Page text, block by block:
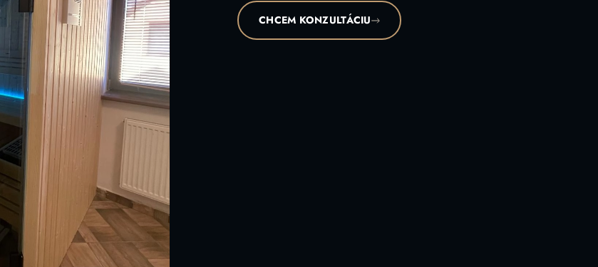
CHCEM KONZULTÁCIU